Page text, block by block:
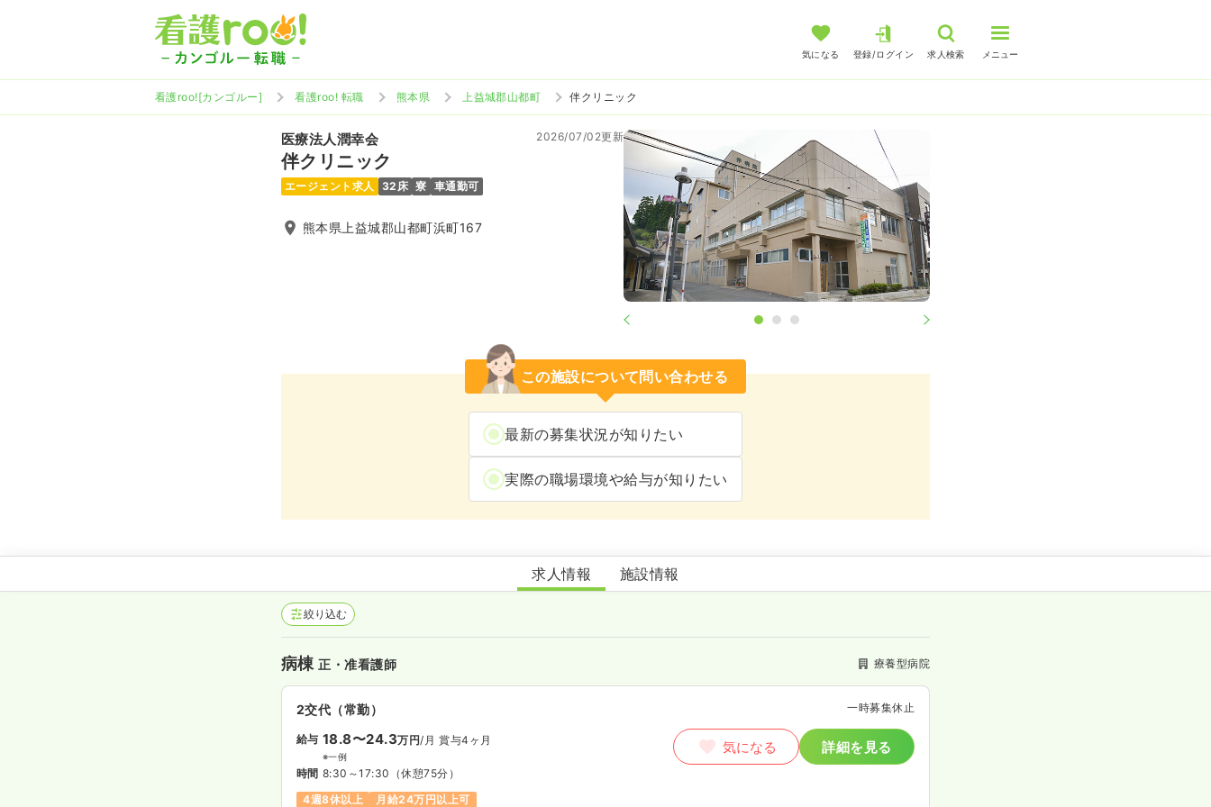
気になる 登録/ログイン 求人検索 メニュー
看護roo![カンゴルー] 看護roo! 転職 熊本県 上益城郡山都町 伴クリニック
医療法人潤幸会
伴クリニック
2026/07/02更新
エージェント求人 32床 寮 車通勤可
熊本県上益城郡山都町浜町167
この施設について問い合わせる
最新の募集状況が知りたい
実際の職場環境や給与が知りたい
伴クリニック
求人情報 施設情報
絞り込む
病棟正・准看護師 療養型病院
2交代（常勤） 一時募集休止
給与 18.8〜24.3万円/月 賞与4ヶ月
※一例
時間 8:30～17:30 （休憩75分）
4週8休以上
月給24万円以上可
気になる 詳細を見る